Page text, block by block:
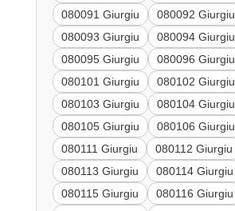
080091 Giurgiu
080092 Giurgiu
080093 Giurgiu
080094 Giurgiu
080095 Giurgiu
080096 Giurgiu
080101 Giurgiu
080102 Giurgiu
080103 Giurgiu
080104 Giurgiu
080105 Giurgiu
080106 Giurgiu
080111 Giurgiu
080112 Giurgiu
080113 Giurgiu
080114 Giurgiu
080115 Giurgiu
080116 Giurgiu